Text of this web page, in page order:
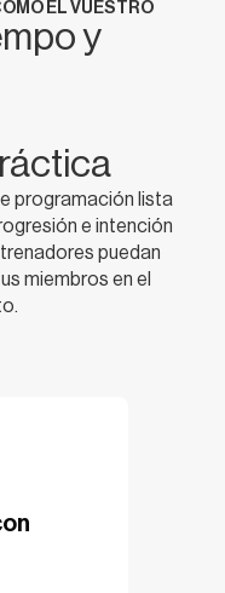
EL VUESTRO
y
programación lista
e intención
puedan
miembros en el